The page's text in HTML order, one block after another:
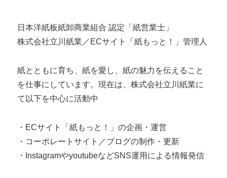
日本洋紙板紙卸商業組合 認定「紙営業士」
株式会社立川紙業／ECサイト「紙もっと！」管理人
紙とともに育ち、紙を愛し、紙の魅力を伝えること
を仕事にしています。現在は、株式会社立川紙業に
て以下を中心に活動中
・ECサイト「紙もっと！」の企画・運営
・コーポレートサイト／ブログの制作・更新
・InstagramやyoutubeなどSNS運用による情報発信